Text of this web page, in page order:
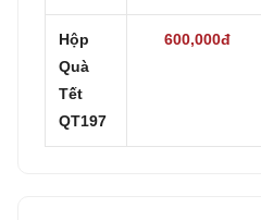
Hộp
Quà
Tết
QT197
600,000đ